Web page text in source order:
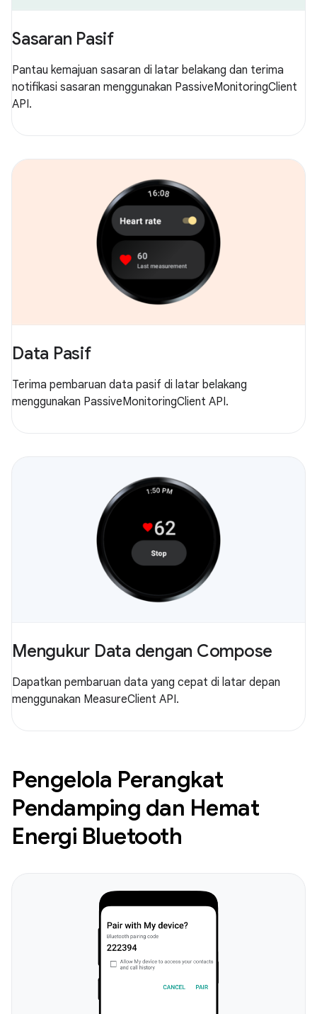
Sasaran Pasif
Pantau kemajuan sasaran di latar belakang dan terima
notifikasi sasaran menggunakan PassiveMonitoringClient
API.
Data Pasif
Terima pembaruan data pasif di latar belakang
menggunakan PassiveMonitoringClient API.
Mengukur Data dengan Compose
Dapatkan pembaruan data yang cepat di latar depan
menggunakan MeasureClient API.
Pengelola Perangkat
Pendamping dan Hemat
Energi Bluetooth